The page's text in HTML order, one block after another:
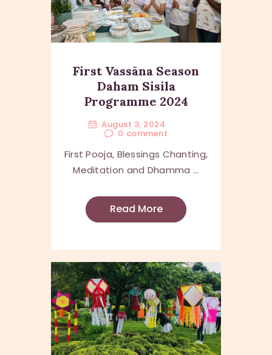
First Vassāna Season
Daham Sisila
Programme 2024
August 3, 2024
0 comment
First Pooja, Blessings Chanting,
Meditation and Dhamma ...
Read More